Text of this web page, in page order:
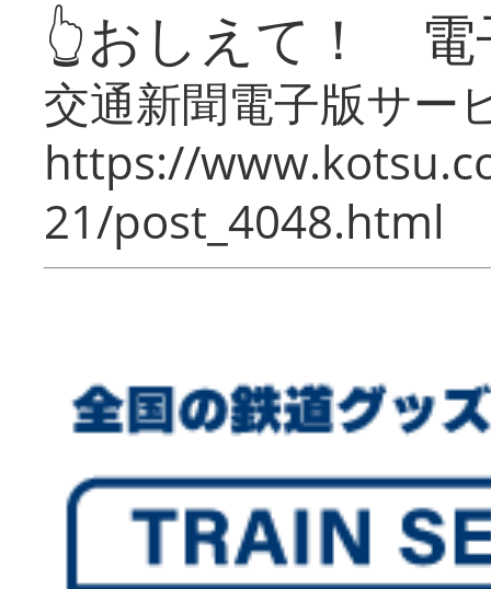
👆おしえて！ 電
交通新聞電子版サー
https://
21/post_4048.html